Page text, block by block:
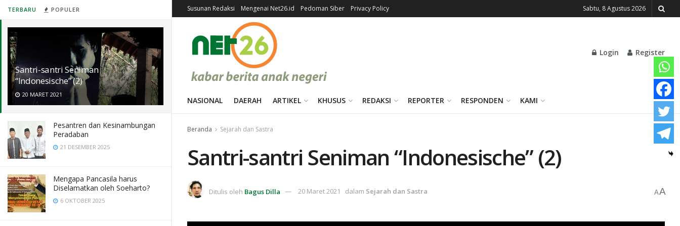
TERBARU POPULER
Santri-santri Seniman
“Indonesische” (2)
20 MARET 2021
Pesantren dan Kesinambungan
Peradaban
21 DESEMBER 2025
Mengapa Pancasila harus
Diselamatkan oleh Soeharto?
6 OKTOBER 2025
Susunan Redaksi Mengenai Net26.id Pedoman Siber Privacy Policy Sabtu, 8 Agustus 2026
Login Register
NASIONAL DAERAH ARTIKEL KHUSUS REDAKSI REPORTER RESPONDEN KAMI
Beranda Sejarah dan Sastra
Santri-santri Seniman “Indonesische” (2)
Ditulis oleh Bagus Dilla 20 Maret 2021 dalam Sejarah dan Sastra AA